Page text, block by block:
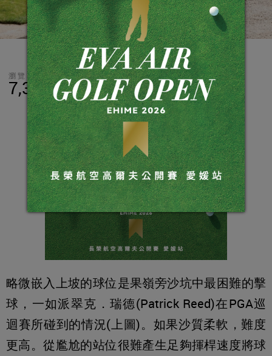
瀏覽數
7,335 分享 LINE
略微嵌入上坡的球位是果嶺旁沙坑中最困難的擊
球，一如派翠克．瑞德(Patrick Reed)在PGA巡
迴賽所碰到的情況(上圖)。如果沙質柔軟，難度
更高。從尷尬的站位很難產生足夠揮桿速度將球